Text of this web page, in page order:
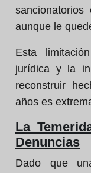
aunque le
Esta
jurídica y la
reconstruir
años es
La
Denuncias
Dado que